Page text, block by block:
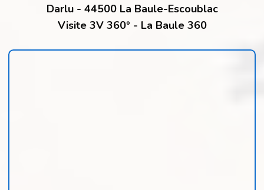
Darlu - 44500 La Baule-Escoublac
Visite 3V 360° - La Baule 360